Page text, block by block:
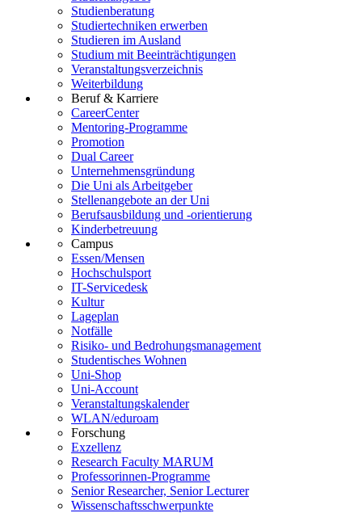
Studienberatung
Studiertechniken erwerben
Studieren im Ausland
Studium mit Beeinträchtigungen
Veranstaltungsverzeichnis
Weiterbildung
Beruf & Karriere
CareerCenter
Mentoring-Programme
Promotion
Dual Career
Unternehmensgründung
Die Uni als Arbeitgeber
Stellenangebote an der Uni
Berufsausbildung und -orientierung
Kinderbetreuung
Campus
Essen/Mensen
Hochschulsport
IT-Servicedesk
Kultur
Lageplan
Notfälle
Risiko- und Bedrohungsmanagement
Studentisches Wohnen
Uni-Shop
Uni-Account
Veranstaltungskalender
WLAN/eduroam
Forschung
Exzellenz
Research Faculty MARUM
Professorinnen-Programme
Senior Researcher, Senior Lecturer
Wissenschaftsschwerpunkte